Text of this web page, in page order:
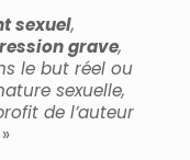
sexuel,
grave,
le but réel ou
sexuelle,
de l’auteur
»